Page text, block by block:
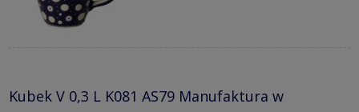
Kubek V 0,3 L K081 AS79 Manufaktura w